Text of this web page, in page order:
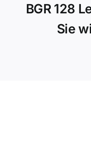
BGR 128
Sie